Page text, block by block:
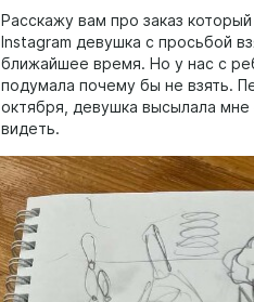
Расскажу вам про заказ
Instagram девушка с просьбой
ближайшее время. Но у нас с
подумала почему бы не взять.
октября, девушка высылала
видеть.